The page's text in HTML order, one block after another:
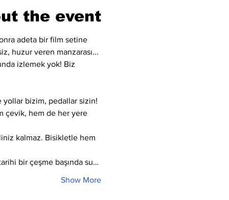
the event
adeta bir film setine
huzur veren manzarası...
izlemek yok! Biz
yollar bizim, pedallar sizin!
çevik, hem de her yere
kalmaz. Bisikletle hem
bir çeşme başında su…
Show More